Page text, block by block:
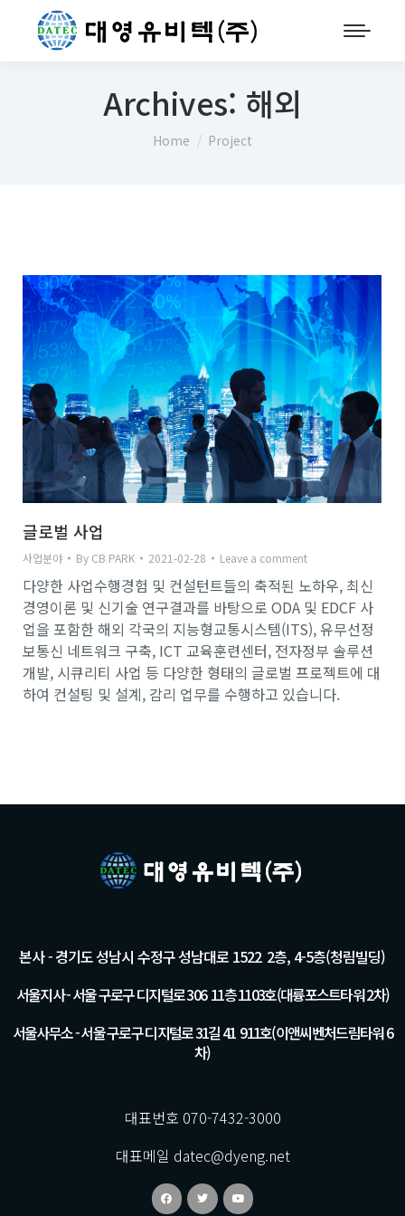
Archives: 해외
You are here:
Home Project
글로벌 사업
사업분야 By CB PARK 2021-02-28 Leave a comment
다양한 사업수행경험 및 컨설턴트들의 축적된 노하우, 최신
경영이론 및 신기술 연구결과를 바탕으로 ODA 및 EDCF 사
업을 포함한 해외 각국의 지능형교통시스템(ITS), 유무선정
보통신 네트워크 구축, ICT 교육훈련센터, 전자정부 솔루션
개발, 시큐리티 사업 등 다양한 형태의 글로벌 프로젝트에 대
하여 컨설팅 및 설계, 감리 업무를 수행하고 있습니다.
본사 - 경기도 성남시 수정구 성남대로 1522 2층, 4-5층(청림빌딩)
서울지사 - 서울 구로구 디지털로 306 11층 1103호(대륭포스트타워 2차)
서울사무소 - 서울 구로구 디지털로 31길 41 911호(이앤씨벤처드림타워 6
차)
대표번호 070-7432-3000
대표메일 datec@dyeng.net